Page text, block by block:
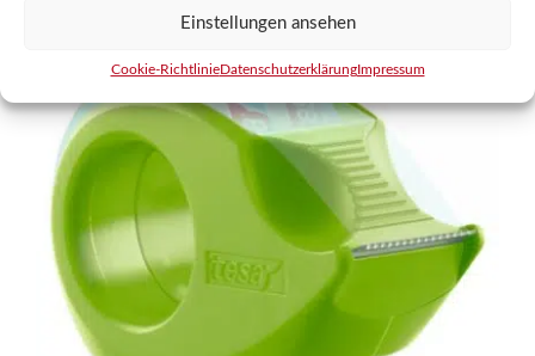
Einstellungen ansehen
Cookie-RichtlinieDatenschutzerklärungImpressum